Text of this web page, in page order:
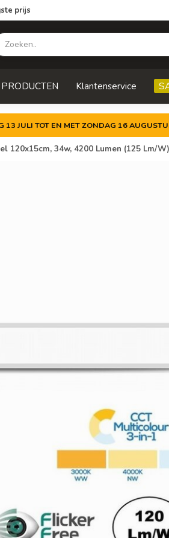
prijs
Klantenservice
13 JULI TOT EN MET ZONDAG 16
120x15cm, 34w, 4200 Lumen (125